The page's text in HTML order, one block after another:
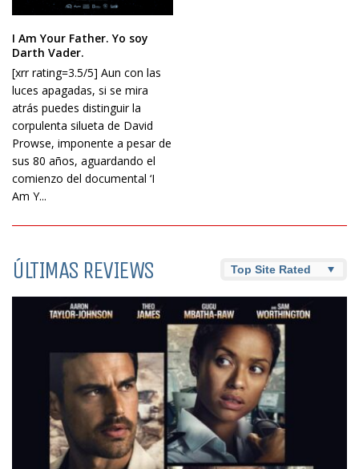
I Am Your Father. Yo soy
Darth Vader.
[xrr rating=3.5/5] Aun con las
luces apagadas, si se mira
atrás puedes distinguir la
corpulenta silueta de David
Prowse, imponente a pesar de
sus 80 años, aguardando el
comienzo del documental ‘I
Am Y...
ÚLTIMAS REVIEWS